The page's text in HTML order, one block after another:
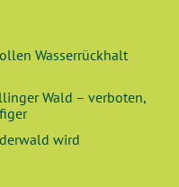
Wasserrückhalt
Wald – verboten,
wird